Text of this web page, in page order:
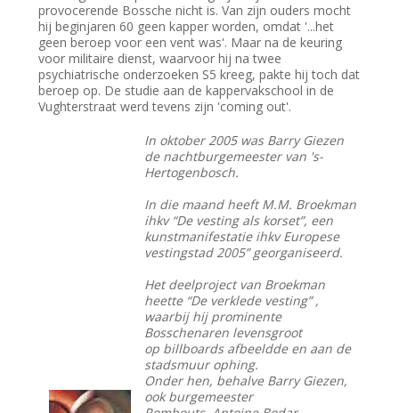
provocerende Bossche nicht is. Van zijn ouders mocht
hij beginjaren 60 geen kapper worden, omdat '...het
geen beroep voor een vent was'. Maar na de keuring
voor militaire dienst, waarvoor hij na twee
psychiatrische onderzoeken S5 kreeg, pakte hij toch dat
beroep op. De studie aan de kappervakschool in de
Vughterstraat werd tevens zijn 'coming out'.
In oktober 2005 was Barry Giezen
de nachtburgemeester van 's-
Hertogenbosch.
In die maand heeft M.M. Broekman
ihkv “De vesting als korset”, een
kunstmanifestatie ihkv Europese
vestingstad 2005” georganiseerd.
Het deelproject van Broekman
heette “De verklede vesting” ,
waarbij hij prominente
Bosschenaren levensgroot
op billboards afbeeldde en aan de
stadsmuur ophing.
Onder hen, behalve Barry Giezen,
ook burgemeester